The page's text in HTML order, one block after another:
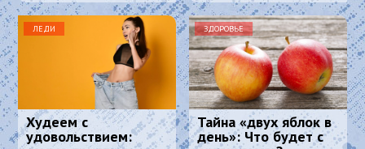
ЛЕДИ
Худеем с
удовольствием:
ЗДОРОВЬЕ
Тайна «двух яблок в
день»: Что будет с